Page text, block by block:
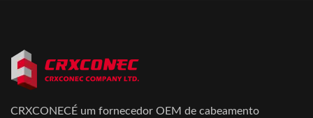
CRXCONECÉ um fornecedor OEM de cabeamento